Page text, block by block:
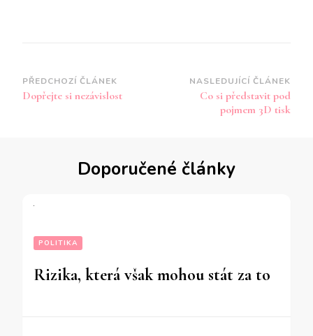
Navigace
příspěvku
PŘEDCHOZÍ ČLÁNEK
Dopřejte si nezávislost
NASLEDUJÍCÍ ČLÁNEK
Co si představit pod
pojmem 3D tisk
Doporučené články
POLITIKA
Rizika, která však mohou stát za to